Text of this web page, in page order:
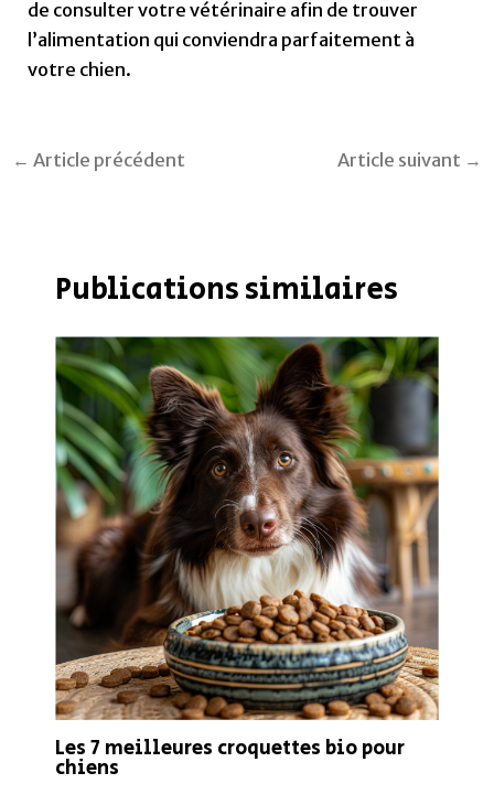
de consulter votre vétérinaire afin de trouver
l’alimentation qui conviendra parfaitement à
votre chien.
← Article précédent Article suivant →
Publications similaires
Les 7 meilleures croquettes bio pour
chiens